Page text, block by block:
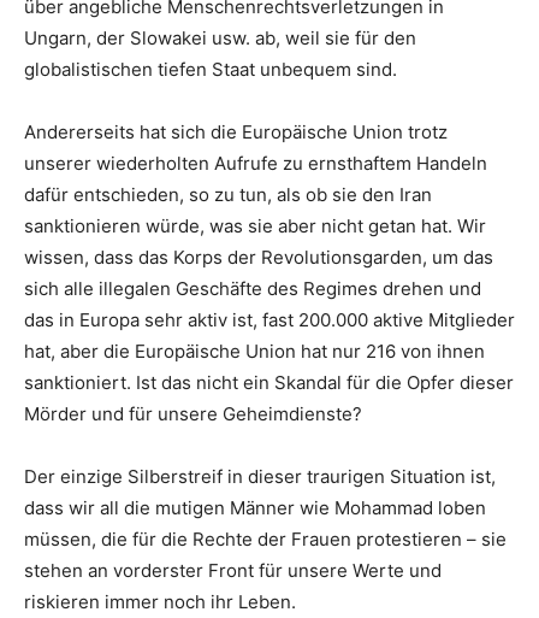
über angebliche Menschenrechtsverletzungen in
Ungarn, der Slowakei usw. ab, weil sie für den
globalistischen tiefen Staat unbequem sind.
Andererseits hat sich die Europäische Union trotz
unserer wiederholten Aufrufe zu ernsthaftem Handeln
dafür entschieden, so zu tun, als ob sie den Iran
sanktionieren würde, was sie aber nicht getan hat. Wir
wissen, dass das Korps der Revolutionsgarden, um das
sich alle illegalen Geschäfte des Regimes drehen und
das in Europa sehr aktiv ist, fast 200.000 aktive Mitglieder
hat, aber die Europäische Union hat nur 216 von ihnen
sanktioniert. Ist das nicht ein Skandal für die Opfer dieser
Mörder und für unsere Geheimdienste?
Der einzige Silberstreif in dieser traurigen Situation ist,
dass wir all die mutigen Männer wie Mohammad loben
müssen, die für die Rechte der Frauen protestieren – sie
stehen an vorderster Front für unsere Werte und
riskieren immer noch ihr Leben.